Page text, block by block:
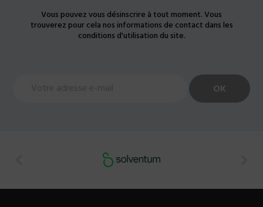
Vous pouvez vous désinscrire à tout moment. Vous
trouverez pour cela nos informations de contact dans les
conditions d'utilisation du site.